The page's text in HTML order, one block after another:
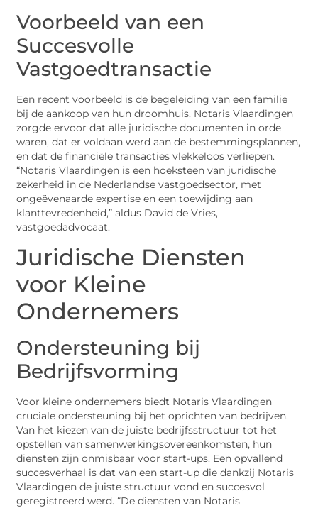
Voorbeeld van een
Succesvolle
Vastgoedtransactie
Een recent voorbeeld is de begeleiding van een familie
bij de aankoop van hun droomhuis. Notaris Vlaardingen
zorgde ervoor dat alle juridische documenten in orde
waren, dat er voldaan werd aan de bestemmingsplannen,
en dat de financiële transacties vlekkeloos verliepen.
“Notaris Vlaardingen is een hoeksteen van juridische
zekerheid in de Nederlandse vastgoedsector, met
ongeëvenaarde expertise en een toewijding aan
klanttevredenheid,” aldus David de Vries,
vastgoedadvocaat.
Juridische Diensten
voor Kleine
Ondernemers
Ondersteuning bij
Bedrijfsvorming
Voor kleine ondernemers biedt Notaris Vlaardingen
cruciale ondersteuning bij het oprichten van bedrijven.
Van het kiezen van de juiste bedrijfsstructuur tot het
opstellen van samenwerkingsovereenkomsten, hun
diensten zijn onmisbaar voor start-ups. Een opvallend
succesverhaal is dat van een start-up die dankzij Notaris
Vlaardingen de juiste structuur vond en succesvol
geregistreerd werd. “De diensten van Notaris